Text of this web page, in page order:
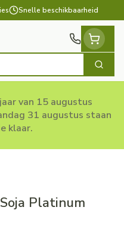
Snelle beschikbaarheid
Zoek
van 15 augustus
31 augustus staan
klaar.
Platinum